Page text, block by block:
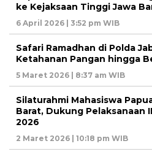
ke Kejaksaan Tinggi Jawa
6 April 2026 | 3:52 pm WIB
Safari Ramadhan di Polda
Ketahanan Pangan hingga
5 Maret 2026 | 8:37 am WIB
Silaturahmi Mahasiswa
Barat, Dukung Pelaksanaan
2026
2 Maret 2026 | 10:18 pm WIB